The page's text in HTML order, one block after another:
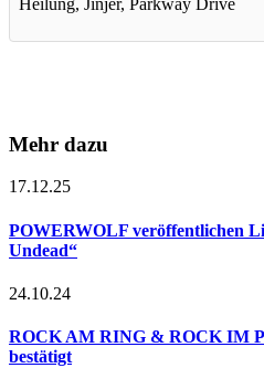
Mehr dazu
17.12.25
POWERWOLF veröffentlichen
Undead“
24.10.24
ROCK AM RING & ROCK IM
bestätigt